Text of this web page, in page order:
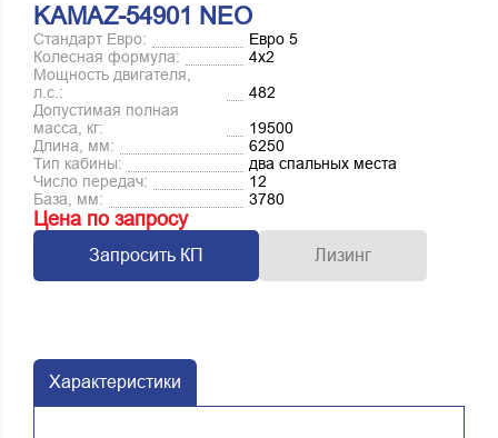
KAMAZ-54901 NEO
Стандарт Евро:
Евро 5
Колесная формула:
4х2
Мощность двигателя,
л.с.:
482
Допустимая полная
масса, кг:
19500
Длина, мм:
6250
Тип кабины:
два спальных места
Число передач:
12
База, мм:
3780
Цена по запросу
Запросить КП Лизинг
Характеристики